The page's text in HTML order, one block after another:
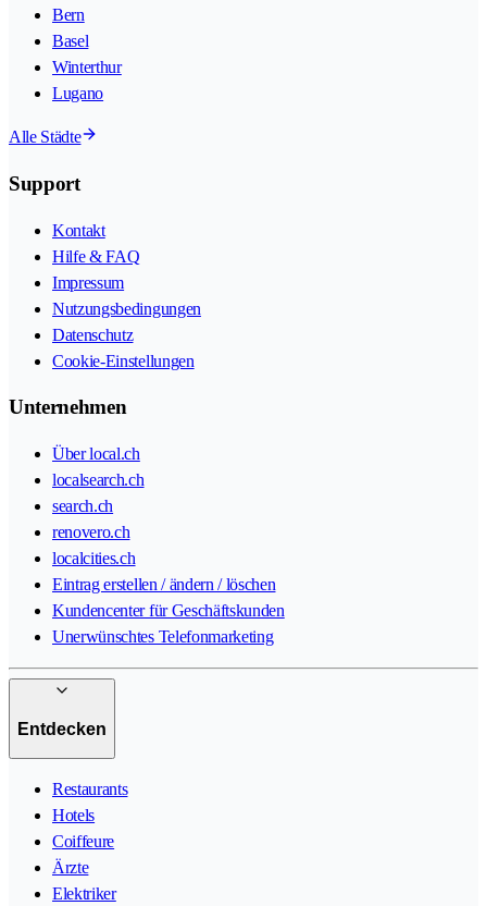
Bern
Basel
Winterthur
Lugano
Alle Städte
Support
Kontakt
Hilfe & FAQ
Impressum
Nutzungsbedingungen
Datenschutz
Cookie-Einstellungen
Unternehmen
Über local.ch
localsearch.ch
search.ch
renovero.ch
localcities.ch
Eintrag erstellen / ändern / löschen
Kundencenter für Geschäftskunden
Unerwünschtes Telefonmarketing
Entdecken
Restaurants
Hotels
Coiffeure
Ärzte
Elektriker